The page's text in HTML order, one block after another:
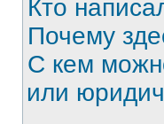
Кто
Почему
С кем
или